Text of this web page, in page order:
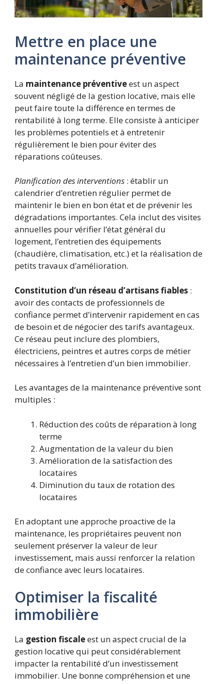
Mettre en place une
maintenance préventive
La maintenance préventiveest un aspect
souvent négligé de la gestion locative, mais elle
peut faire toute la différence en termes de
rentabilité à long terme. Elle consiste à anticiper
les problèmes potentiels et à entretenir
régulièrement le bien pour éviter des
réparations coûteuses.
Planification des interventions : établir un
calendrier d’entretien régulier permet de
maintenir le bien en bon état et de prévenir les
dégradations importantes. Cela inclut des visites
annuelles pour vérifier l’état général du
logement, l’entretien des équipements
(chaudière, climatisation, etc.) et la réalisation de
petits travaux d’amélioration.
Constitution d’un réseau d’artisans fiables :
avoir des contacts de professionnels de
confiance permet d’intervenir rapidement en cas
de besoin et de négocier des tarifs avantageux.
Ce réseau peut inclure des plombiers,
électriciens, peintres et autres corps de métier
nécessaires à l’entretien d’un bien immobilier.
Les avantages de la maintenance préventive sont
multiples :
Réduction des coûts de réparation à long
terme
Augmentation de la valeur du bien
Amélioration de la satisfaction des
locataires
Diminution du taux de rotation des
locataires
En adoptant une approche proactive de la
maintenance, les propriétaires peuvent non
seulement préserver la valeur de leur
investissement, mais aussi renforcer la relation
de confiance avec leurs locataires.
Optimiser la fiscalité
immobilière
La gestion fiscaleest un aspect crucial de la
gestion locative qui peut considérablement
impacter la rentabilité d’un investissement
immobilier. Une bonne compréhension et une